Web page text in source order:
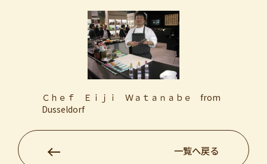
Ｃｈｅｆ Ｅｉｊｉ Ｗａｔａｎａｂｅ from
Dusseldorf
一覧へ戻る